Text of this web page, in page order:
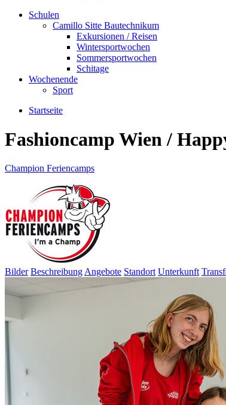
Schulen
Camillo Sitte Bautechnikum
Exkursionen / Reisen
Wintersportwochen
Sommersportwochen
Schitage
Wochenende
Sport
Startseite
Fashioncamp Wien /
Champion Feriencamps
Bilder BeschreibungAngebote Standort Unterkunft